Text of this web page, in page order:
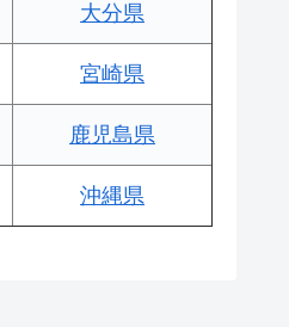
大分県
宮崎県
鹿児島県
沖縄県